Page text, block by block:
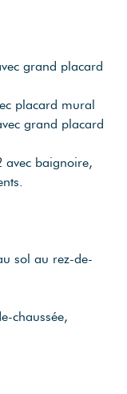
grand placard
placard mural
grand placard
baignoire,
sol au rez-de-
chaussée,